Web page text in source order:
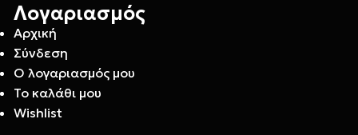
Λογαριασμός
Αρχική
Σύνδεση
Ο λογαριασμός μου
Το καλάθι μου
Wishlist